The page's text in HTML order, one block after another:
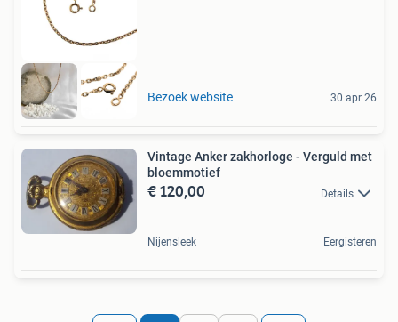
Bezoek website 30 apr 26
Vintage Anker zakhorloge - Verguld met
bloemmotief
€ 120,00 Details
Nijensleek Eergisteren